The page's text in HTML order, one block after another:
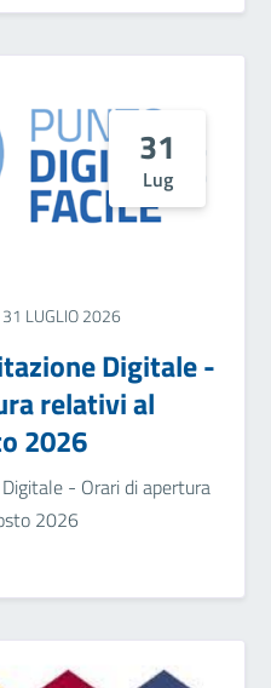
31
Lug
LUGLIO 2026
Digitale -
relativi al
2026
- Orari di apertura
2026